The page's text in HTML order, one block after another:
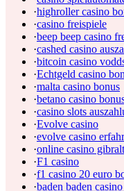
·highroller casino
·casino freispiele
·beep beep casino
·cashed casino
·bitcoin casino
·Echtgeld casino
·malta casino bonus
·betano casino
·casino slots
·Evolve casino
·evolve casino
·online casino
·F1 casino
·f1 casino 20 euro
·baden baden